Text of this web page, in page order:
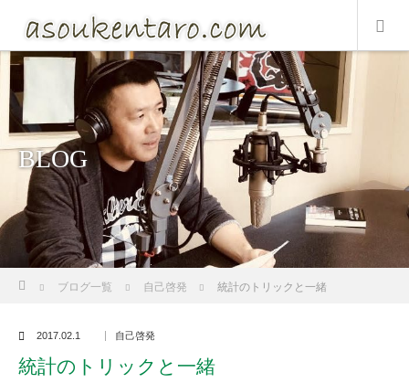
BLOG
ブログ一覧 自己啓発 統計のトリックと一緒
2017.02.1 自己啓発
統計のトリックと一緒